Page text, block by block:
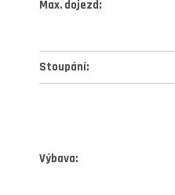
Max. dojezd:
Stoupání:
Výbava: